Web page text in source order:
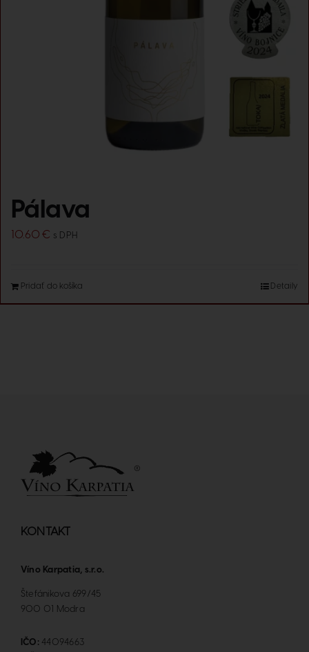
Pálava
10.60€ s DPH
Pridať do košíka Detaily
KONTAKT
Víno Karpatia, s.r.o.
Štefánikova 699/45
900 01 Modra
IČO: 44094663